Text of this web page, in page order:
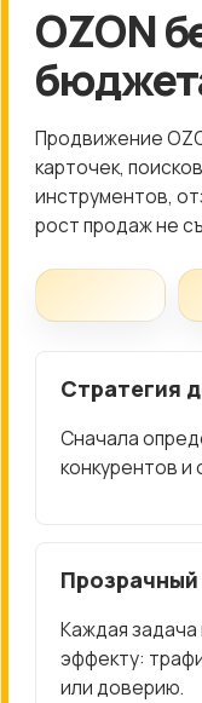
Выберите
город
8 (499) 11-33-
OZON
Продвижение
карточек,
инструментов,
рост продаж не
Стратегия
Сначала
конкурентов и
Каждая задача
эффекту:
или доверию.